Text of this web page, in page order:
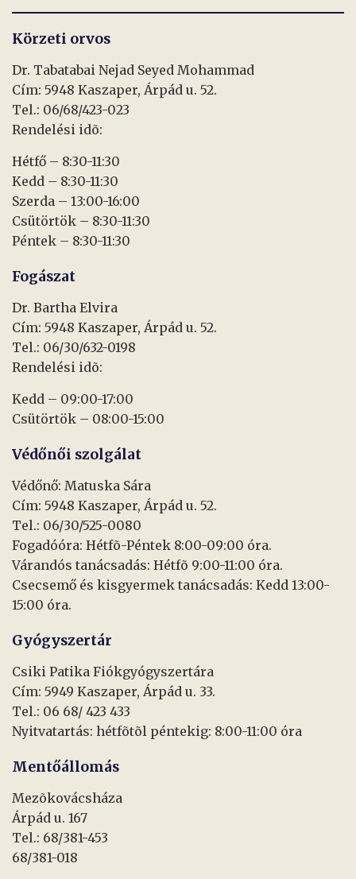
Körzeti orvos
Dr. Tabatabai Nejad Seyed Mohammad
Cím: 5948 Kaszaper, Árpád u. 52.
Tel.: 06/68/423-023
Rendelési idõ:
Hétfő – 8:30-11:30
Kedd – 8:30-11:30
Szerda – 13:00-16:00
Csütörtök – 8:30-11:30
Péntek – 8:30-11:30
Fogászat
Dr. Bartha Elvira
Cím: 5948 Kaszaper, Árpád u. 52.
Tel.: 06/30/632-0198
Rendelési idõ:
Kedd – 09:00-17:00
Csütörtök – 08:00-15:00
Védőnői szolgálat
Védőnő: Matuska Sára
Cím: 5948 Kaszaper, Árpád u. 52.
Tel.: 06/30/525-0080
Fogadóóra: Hétfõ-Péntek 8:00-09:00 óra.
Várandós tanácsadás: Hétfõ 9:00-11:00 óra.
Csecsemő és kisgyermek tanácsadás: Kedd 13:00-
15:00 óra.
Gyógyszertár
Csiki Patika Fiókgyógyszertára
Cím: 5949 Kaszaper, Árpád u. 33.
Tel.: 06 68/ 423 433
Nyitvatartás: hétfõtõl péntekig: 8:00-11:00 óra
Mentőállomás
Mezõkovácsháza
Árpád u. 167
Tel.: 68/381-453
68/381-018